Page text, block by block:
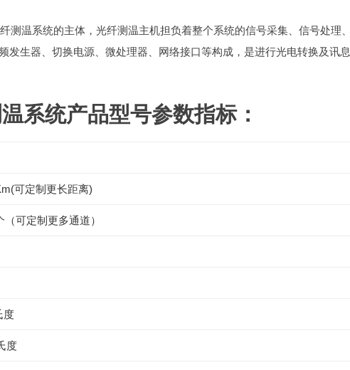
测温系统的主体，光纤测温主机担负着整个系统的信号采集、信号处理、
发生器、切换电源、微处理器、网络接口等构成，是进行光电转换及讯息
系统产品型号参数指标：
可定制更长距离)
（可定制更多通道）
度
度